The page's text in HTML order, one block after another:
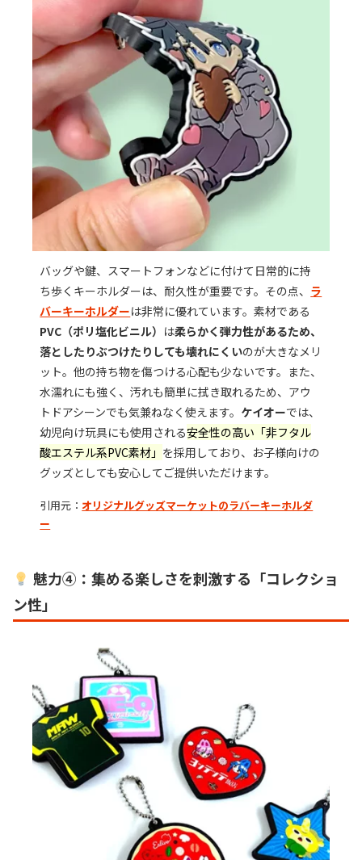
バッグや鍵、スマートフォンなどに付けて日常的に持
ち歩くキーホルダーは、耐久性が重要です。その点、 ラ
バーキーホルダーは非常に優れています。素材である
PVC（ポリ塩化ビニル） は柔らかく弾力性があるため、
落としたりぶつけたりしても壊れにくいのが大きなメリ
ット。他の持ち物を傷つける心配も少ないです。また、
水濡れにも強く、汚れも簡単に拭き取れるため、アウ
トドアシーンでも気兼ねなく使えます。 ケイオーでは、
幼児向け玩具にも使用される安全性の高い「非フタル
酸エステル系PVC素材」 を採用しており、お子様向けの
グッズとしても安心してご提供いただけます。
引用元： オリジナルグッズマーケットのラバーキーホルダ
ー
魅力④：集める楽しさを刺激する「コレクショ
ン性」